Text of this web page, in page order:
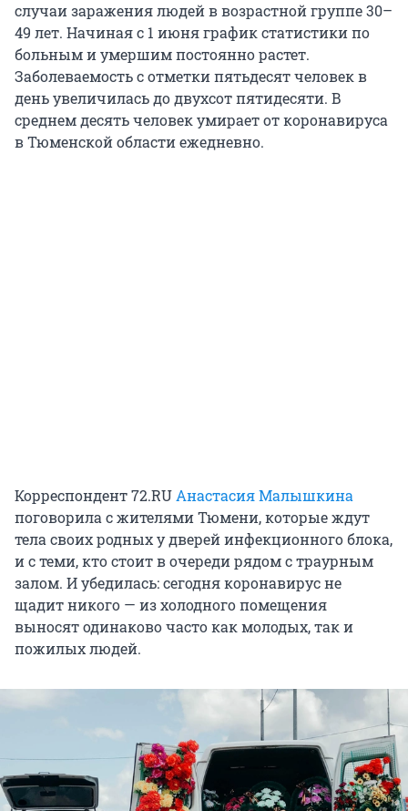
случаи заражения людей в возрастной группе 30–
49 лет. Начиная с 1 июня график статистики по
больным и умершим постоянно растет.
Заболеваемость с отметки пятьдесят человек в
день увеличилась до двухсот пятидесяти. В
среднем десять человек умирает от коронавируса
в Тюменской области ежедневно.
Корреспондент 72.RUАнастасия Малышкина
поговорила с жителями Тюмени, которые ждут
тела своих родных у дверей инфекционного блока,
и с теми, кто стоит в очереди рядом с траурным
залом. И убедилась: сегодня коронавирус не
щадит никого — из холодного помещения
выносят одинаково часто как молодых, так и
пожилых людей.